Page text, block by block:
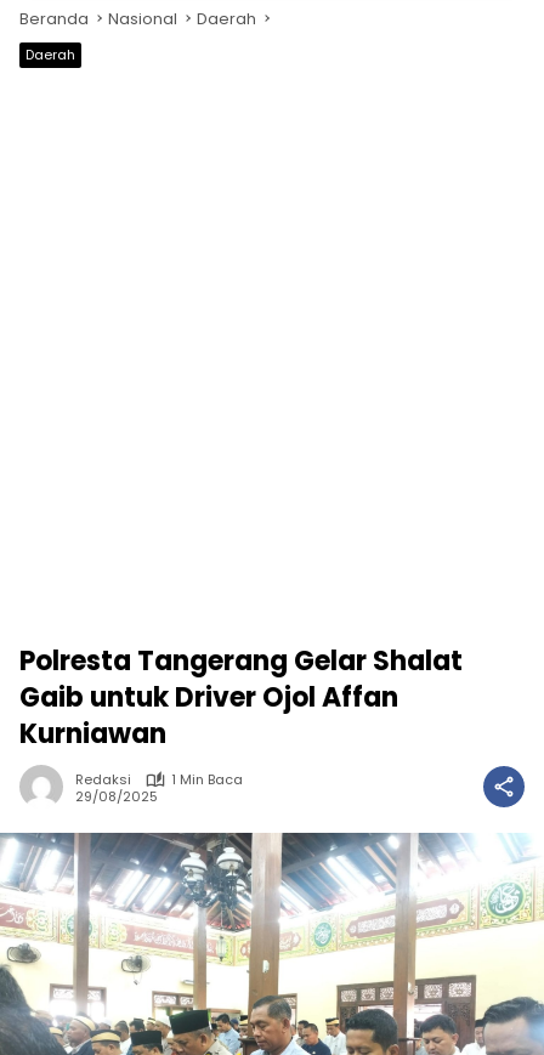
Beranda Nasional Daerah
Daerah
Polresta Tangerang Gelar Shalat
Gaib untuk Driver Ojol Affan
Kurniawan
Redaksi
1 Min Baca
29/08/2025